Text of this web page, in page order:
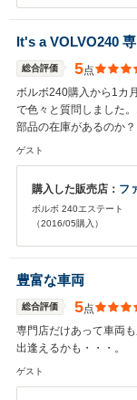
ルマもお店のかたにも
もきちんと聞き受けて
客の無知をあしらうよ
りません。部品の修理
この先どのような症状
す。事前の修理費の見
らく前の定期点検であ
外した傷んだ部品を見
す。何から何まで安心
ブルで待っているとお
と。日本中の自動車販
あいになってしまった
It's a VOLVO240 専
総合評価 5点
ボルボ240購入から1カ
で色々と質問しました
部品の在庫があるのか
でありました。購入の
合いになりそうですm(_
ゲスト
購入した販売店： フ
ボルボ 240エステート
（2016/05購入）
豊富な車両
総合評価 5点
専門店だけあって車両
出逢えるかも・・・。
ゲスト